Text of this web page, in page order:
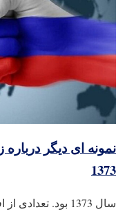
نمونه ای دیگر
1373
سال 1373 بود.